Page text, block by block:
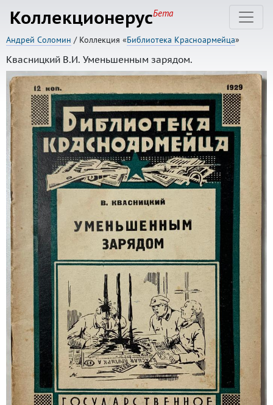
КоллекционерусБета
Андрей Соломин / Коллекция «Библиотека Красноармейца»
Квасницкий В.И. Уменьшенным зарядом.